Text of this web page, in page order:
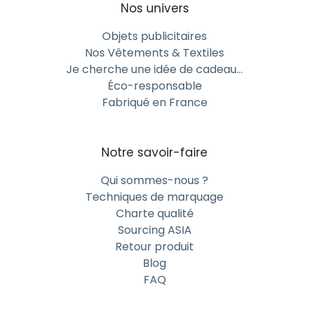
Certaines de nos gourdes métalliques personnalisées
sont équipées d’un mousqueton pratique. Un atout
pour les utilisateurs nomades : accrochée à un sac ou
à une ceinture, elle met votre logo en mouvement.
Adaptez votre gourde à son usage :
Goulot sport pour les activités dynamiques,
Bouchon à vis pour un usage professionnel,
Embout avec paille pour une manipulation facile.
Chaque modèle est pensé pour allier ergonomie et
Nos univers
Objets publicitaires
Nos Vêtements & Textiles
Je cherche une idée de cadeau…
Éco-responsable
Fabriqué en France
Notre savoir-faire
Qui sommes-nous ?
Techniques de marquage
Charte qualité
Sourcing ASIA
Retour produit
Blog
FAQ